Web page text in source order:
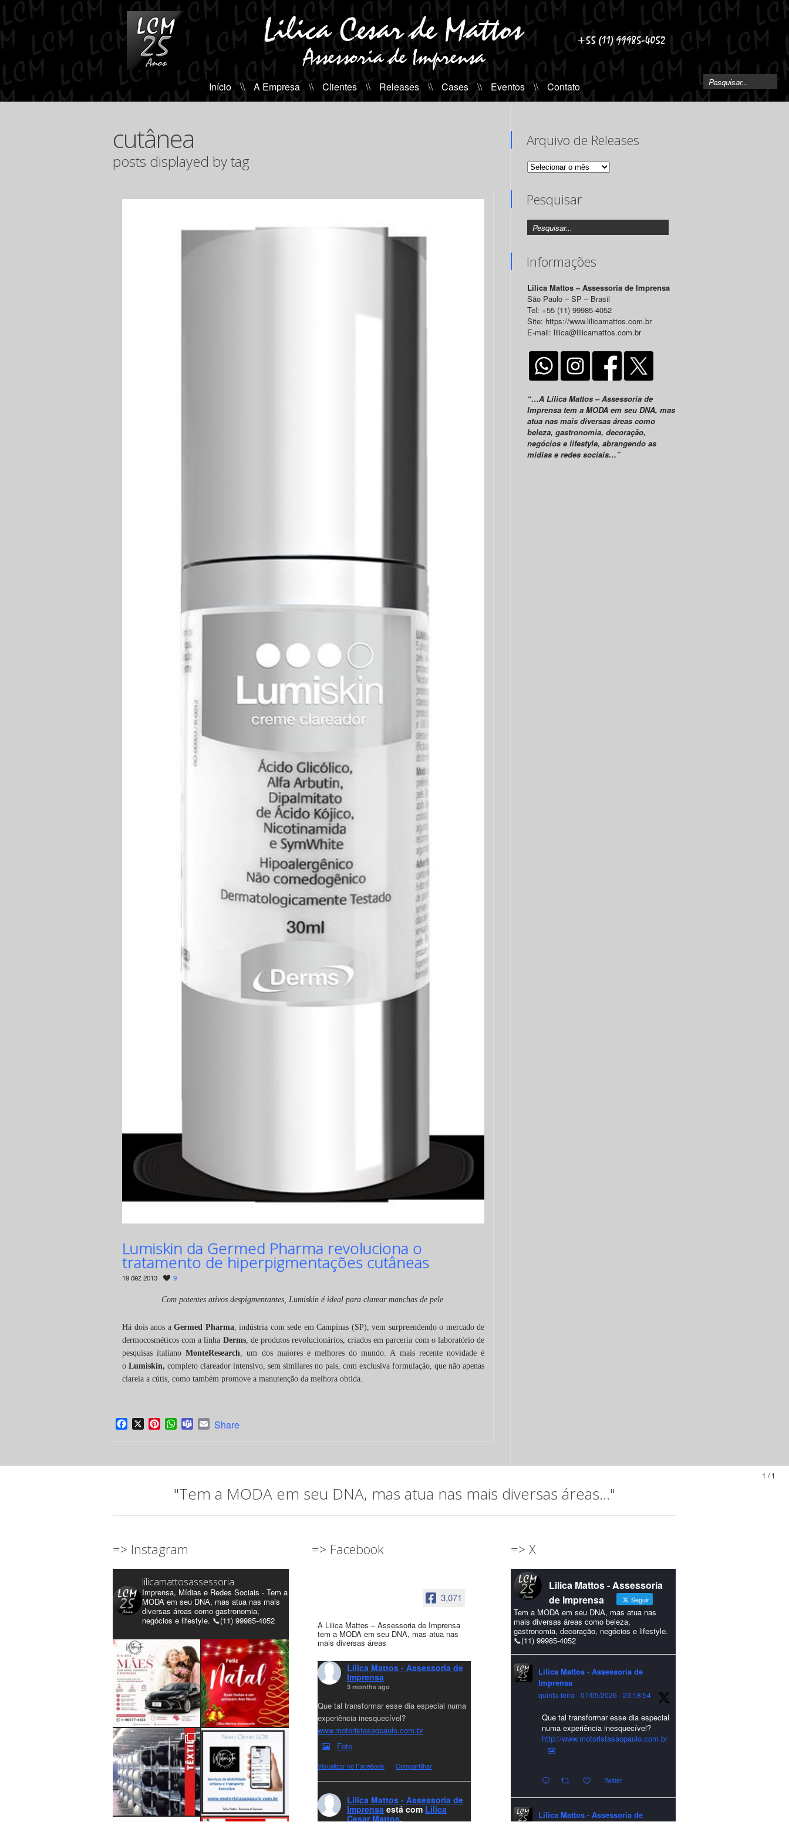
Início \\ A Empresa \\ Clientes \\ Releases \\ Cases \\ Eventos \\ Contato
cutânea
posts displayed by tag
Lumiskin da Germed Pharma revoluciona o
tratamento de hiperpigmentações cutâneas
19 dez 2013 · 9
Com potentes ativos despigmentantes, Lumiskin é ideal para clarear manchas de pele
Há dois anos a Germed Pharma, indústria com sede em Campinas (SP), vem surpreendendo o mercado de
dermocosméticos com a linha Derms, de produtos revolucionários, criados em parceria com o laboratório de
pesquisas italianoMonteResearch , um dos maiores e melhores do mundo. A mais recente novidade é
o Lumiskin, completo clareador intensivo, sem similares no país, com exclusiva formulação, que não apenas
clareia a cútis, como também promove a manutenção da melhora obtida.
Facebook
X PinterestWhatsApp
TeamsEmail
Share
Arquivo de Releases
Arquivo
Pesquisar
Informações
Lilica Mattos – Assessoria de Imprensa
São Paulo – SP – Brasil
Tel: +55 (11) 99985-4052
Site: https://www.lilicamattos.com.br
E-mail: lilica@lilicamattos.com.br
“…A Lilica Mattos – Assessoria de
Imprensa tem a MODA em seu DNA, mas
atua nas mais diversas áreas como
beleza, gastronomia, decoração,
negócios e lifestyle, abrangendo as
mídias e redes sociais…”
1 / 1
"Tem a MODA em seu DNA, mas atua nas mais diversas áreas..."
=> Instagram
lilicamattosassessoria
Imprensa, Mídias e Redes Sociais - Tem a
MODA em seu DNA, mas atua nas mais
diversas áreas como gastronomia,
negócios e lifestyle. 📞(11) 99985-4052
=> Facebook
3,071
A Lilica Mattos – Assessoria de Imprensa
tem a MODA em seu DNA, mas atua nas
mais diversas áreas
Lilica Mattos - Assessoria de
Imprensa
3 months ago
Que tal transformar esse dia especial numa
experiência inesquecível?
www.motoristasaopaulo.com.br
Foto
Visualizar no Facebook · Compartilhar
Lilica Mattos - Assessoria de
Imprensa está com Lilica
Cesar Mattos.
=> X
Lilica Mattos - Assessoria
de Imprensa
Seguir
Tem a MODA em seu DNA, mas atua nas
mais diversas áreas como beleza,
gastronomia, decoração, negócios e lifestyle.
📞(11) 99985-4052
Lilica Mattos - Assessoria de
Imprensa
quinta-feira - 07/05/2026 - 23:18:54
Que tal transformar esse dia especial
numa experiência inesquecível?
http://www.motoristasaopaulo.com.br
Twitter
Lilica Mattos - Assessoria de